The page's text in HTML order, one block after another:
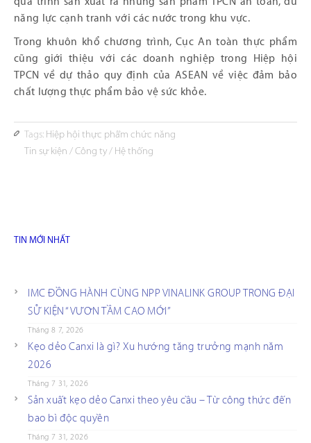
năng lực cạnh tranh với các nước trong khu vực.
Trong khuôn khổ chương trình, Cục An toàn thực phẩm
cũng giới thiệu với các doanh nghiệp trong Hiệp hội
TPCN về dự thảo quy định của ASEAN về việc đảm bảo
chất lượng thực phẩm bảo vệ sức khỏe.
Tags: Hiệp hội thực phẩm chức năng
Tin sự kiện /Công ty/ Hệ thống
TIN MỚI NHẤT
IMC ĐỒNG HÀNH CÙNG NPP VINALINK GROUP TRONG ĐẠI
SỰ KIỆN “VƯƠN TẦM CAO MỚI”
Tháng 8 7, 2026
Kẹo dẻo Canxi là gì? Xu hướng tăng trưởng mạnh năm
2026
Tháng 7 31, 2026
Sản xuất kẹo dẻo Canxi theo yêu cầu – Từ công thức đến
bao bì độc quyền
Tháng 7 31, 2026